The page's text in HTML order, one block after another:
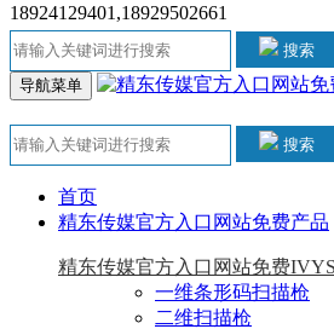
18924129401,18929502661
搜索
导航菜单
搜索
首页
精东传媒官方入口网站免费产品
精东传媒官方入口网站免费
一维条形码扫描枪
二维扫描枪